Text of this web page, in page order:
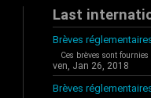
Last
Brèves
Ces brèves sont
ven, Jan 26, 2018
Brèves